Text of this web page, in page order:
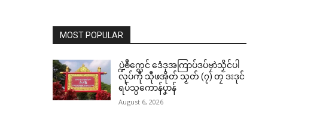
MOST POPULAR
ပ္ဍဲၜဳက္လေင် ဒေံဒုအကြာပ်ဒပ်ဗၠာဲသၟိင်ပါ
လုပ်ကီု သီုဖအိုတ် သၟတ် (၇) တၠ ဒးဒုင်
ရပ်သ္ပကောန်ပၞာန်
August 6, 2026